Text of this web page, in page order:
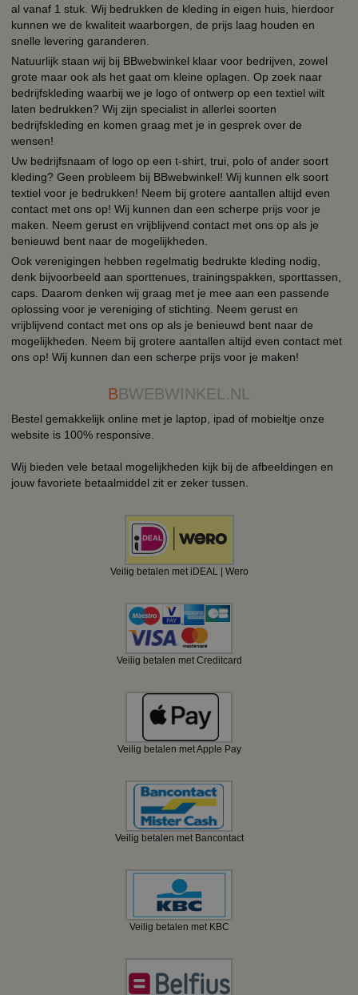
al vanaf 1 stuk. Wij bedrukken de kleding in eigen huis, hierdoor
kunnen we de kwaliteit waarborgen, de prijs laag houden en
snelle levering garanderen.
Natuurlijk staan wij bij BBwebwinkel klaar voor bedrijven, zowel
grote maar ook als het gaat om kleine oplagen. Op zoek naar
bedrijfskleding waarbij we je logo of ontwerp op een textiel wilt
laten bedrukken? Wij zijn specialist in allerlei soorten
bedrijfskleding en komen graag met je in gesprek over de
wensen!
Uw bedrijfsnaam of logo op een t-shirt, trui, polo of ander soort
kleding? Geen probleem bij BBwebwinkel! Wij kunnen elk soort
textiel voor je bedrukken! Neem bij grotere aantallen altijd even
contact met ons op! Wij kunnen dan een scherpe prijs voor je
maken. Neem gerust en vrijblijvend contact met ons op als je
benieuwd bent naar de mogelijkheden.
Ook verenigingen hebben regelmatig bedrukte kleding nodig,
denk bijvoorbeeld aan sporttenues, trainingspakken, sporttassen,
caps. Daarom denken wij graag met je mee aan een passende
oplossing voor je vereniging of stichting. Neem gerust en
vrijblijvend contact met ons op als je benieuwd bent naar de
mogelijkheden. Neem bij grotere aantallen altijd even contact met
ons op! Wij kunnen dan een scherpe prijs voor je maken!
BBWEBWINKEL.NL
Bestel gemakkelijk online met je laptop, ipad of mobieltje onze
website is 100% responsive.
Wij bieden vele betaal mogelijkheden kijk bij de afbeeldingen en
jouw favoriete betaalmiddel zit er zeker tussen.
Veilig betalen met iDEAL | Wero
Veilig betalen met Creditcard
Veilig betalen met Apple Pay
Veilig betalen met Bancontact
Veilig betalen met KBC